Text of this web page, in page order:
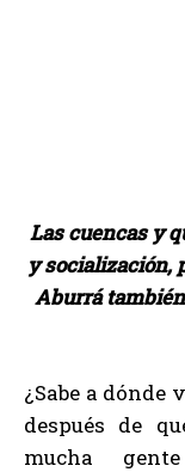
Las cuencas y
y socialización,
Aburrá también
¿Sabe a dónde
después de
mucha